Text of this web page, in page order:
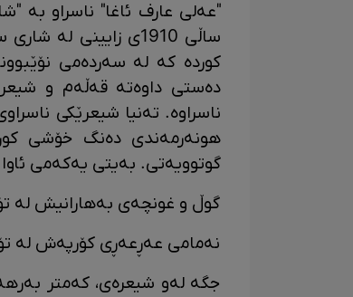
"عەلی عارف ئاغا" ناسراو بە
ساڵی 1910ی زایینی
کوردە کە لە سەردەمی
دەستی داوەتە قەڵەم و
ناسراوە. تەنیا شیعرێکی
هونەرمەندی دەنگ خۆشی
گوتوویەتی. بەیتی یەکەمی
گوڵ و غونچەی بەهارانیش لە
نەمامی عەڕعەڕی کۆرپەش لە
جگە لەو شیعرەی، کەمتر